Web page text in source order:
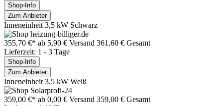
Shop-Info
Zum Anbieter
Inneneinheit 3,5 kW Schwarz
355,70 €* ab 5,90 € Versand 361,60 € Gesamt
Lieferzeit: 1 - 3 Tage
Shop-Info
Zum Anbieter
Inneneinheit 3,5 kW Weiß
359,00 €* ab 0,00 € Versand 359,00 € Gesamt